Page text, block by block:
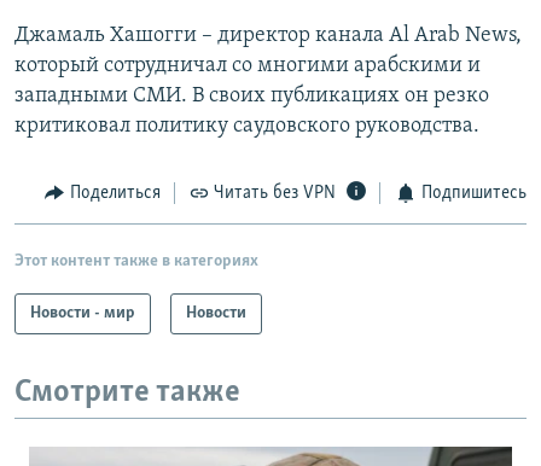
Джамаль Хашогги – директор канала Al Arab News,
который сотрудничал со многими арабскими и
западными СМИ. В своих публикациях он резко
критиковал политику саудовского руководства.
Поделиться Читать без VPN Подпишитесь
Этот контент также в категориях
Новости - мир Новости
Смотрите также